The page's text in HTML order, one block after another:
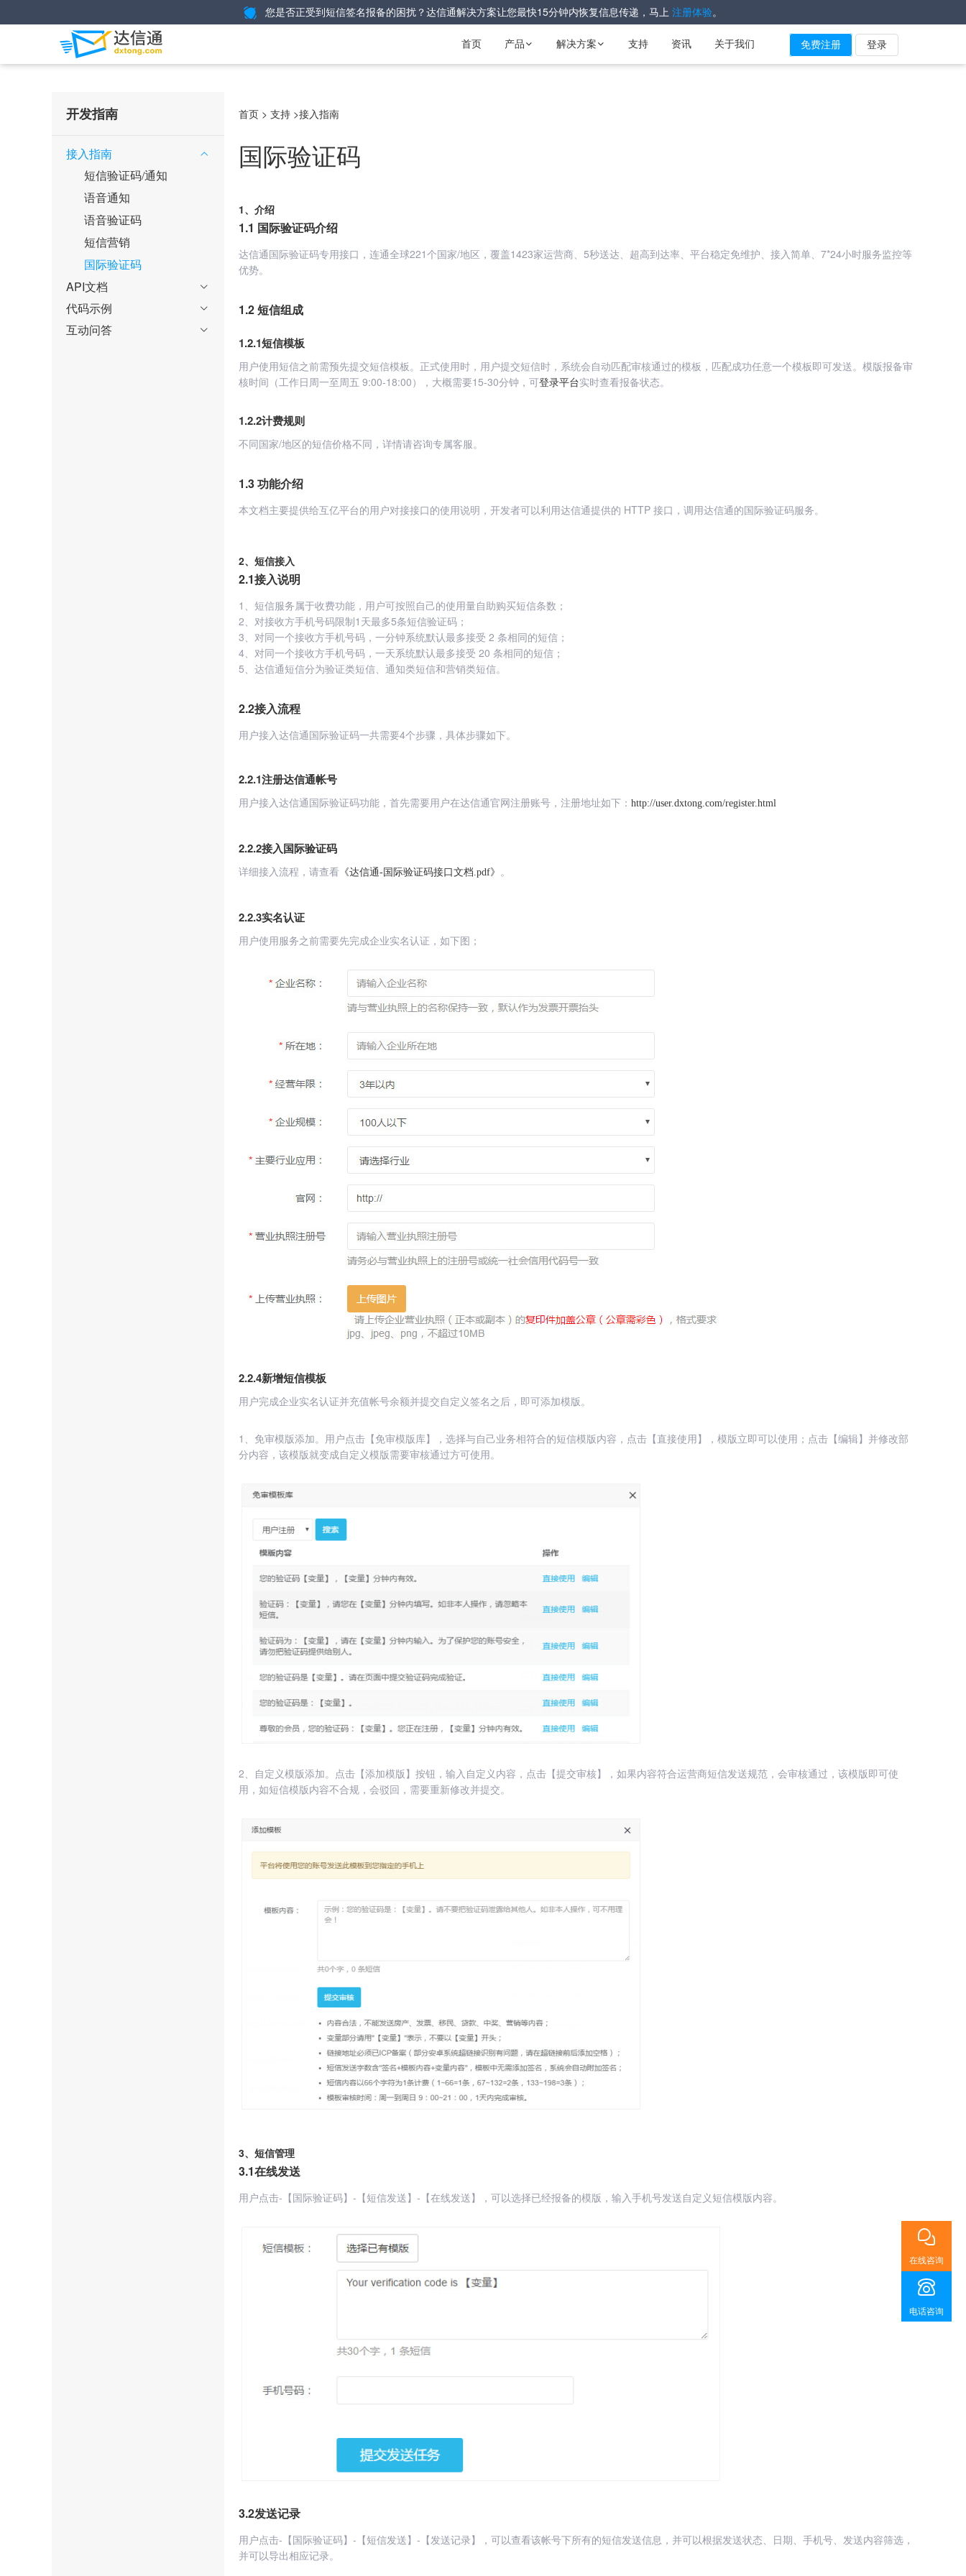
您是否正受到短信签名报备的困扰？达信通解决方案让您最快15分钟内恢复信息传递，马上 注册体验。
首页 产品  解决方案  支持 资讯 关于我们 免费注册 登录
开发指南
接入指南 
短信验证码/通知
语音通知
语音验证码
短信营销
国际验证码
API文档 
代码示例 
互动问答 
首页 > 支持 >接入指南
国际验证码
1、介绍
1.1 国际验证码介绍
达信通国际验证码专用接口，连通全球221个国家/地区，覆盖1423家运营商、5秒送达、超高到达率、平台稳定免维护、接入简单、7*24小时服务监控等
优势。
1.2 短信组成
1.2.1短信模板
用户使用短信之前需预先提交短信模板。正式使用时，用户提交短信时，系统会自动匹配审核通过的模板，匹配成功任意一个模板即可发送。模版报备审
核时间（工作日周一至周五 9:00-18:00），大概需要15-30分钟，可登录平台实时查看报备状态。
1.2.2计费规则
不同国家/地区的短信价格不同，详情请咨询专属客服。
1.3 功能介绍
本文档主要提供给互亿平台的用户对接接口的使用说明，开发者可以利用达信通提供的 HTTP 接口，调用达信通的国际验证码服务。
2、短信接入
2.1接入说明
1、短信服务属于收费功能，用户可按照自己的使用量自助购买短信条数；
2、对接收方手机号码限制1天最多5条短信验证码；
3、对同一个接收方手机号码，一分钟系统默认最多接受 2 条相同的短信；
4、对同一个接收方手机号码，一天系统默认最多接受 20 条相同的短信；
5、达信通短信分为验证类短信、通知类短信和营销类短信。
2.2接入流程
用户接入达信通国际验证码一共需要4个步骤，具体步骤如下。
2.2.1注册达信通帐号
用户接入达信通国际验证码功能，首先需要用户在达信通官网注册账号，注册地址如下： http://user.dxtong.com/register.html
2.2.2接入国际验证码
详细接入流程，请查看 《达信通-国际验证码接口文档.pdf》 。
2.2.3实名认证
用户使用服务之前需要先完成企业实名认证，如下图；
2.2.4新增短信模板
用户完成企业实名认证并充值帐号余额并提交自定义签名之后，即可添加模版。
1、免审模版添加。用户点击【免审模版库】，选择与自己业务相符合的短信模版内容，点击【直接使用】，模版立即可以使用；点击【编辑】并修改部
分内容，该模版就变成自定义模版需要审核通过方可使用。
2、自定义模版添加。点击【添加模版】按钮，输入自定义内容，点击【提交审核】，如果内容符合运营商短信发送规范，会审核通过，该模版即可使
用，如短信模版内容不合规，会驳回，需要重新修改并提交。
3、短信管理
3.1在线发送
用户点击-【国际验证码】-【短信发送】-【在线发送】，可以选择已经报备的模版，输入手机号发送自定义短信模版内容。
3.2发送记录
用户点击-【国际验证码】-【短信发送】-【发送记录】，可以查看该帐号下所有的短信发送信息，并可以根据发送状态、日期、手机号、发送内容筛选，
并可以导出相应记录。
在线咨询
电话咨询